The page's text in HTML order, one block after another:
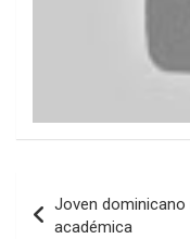
de
Joven
académica